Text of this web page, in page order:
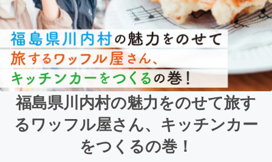
福島県川内村の魅力をのせて旅す
るワッフル屋さん、キッチンカー
をつくるの巻！